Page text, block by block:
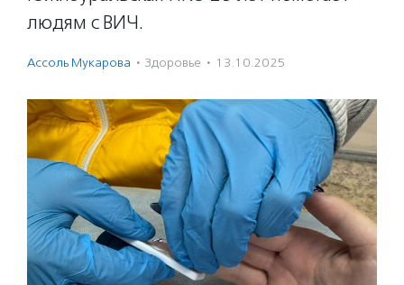
людям с ВИЧ.
Ассоль Мукарова · Здоровье · 13.10.2025